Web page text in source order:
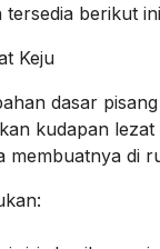
berikut
Keju
dasar
kudapan
membuatnya di